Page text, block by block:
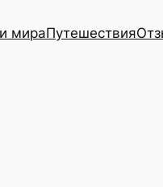
мираПутешествия